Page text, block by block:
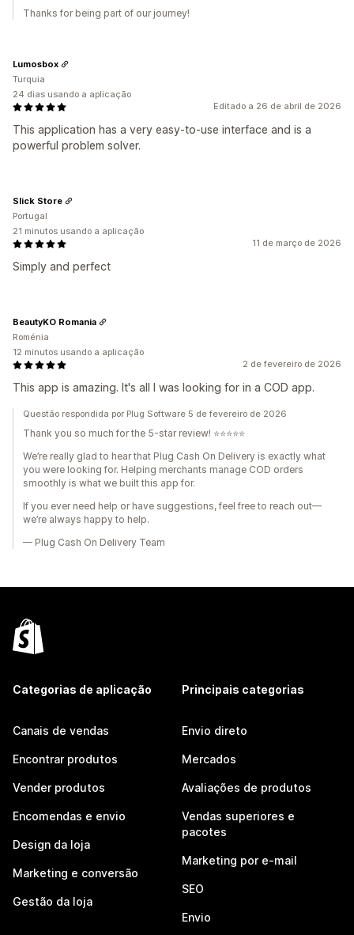
Thanks for being part of our journey!
Editado a 26 de abril de 2026
This application has a very easy-to-use interface and is a
powerful problem solver.
Lumosbox
Turquia
24 dias usando a aplicação
11 de março de 2026
Simply and perfect
Slick Store
Portugal
21 minutos usando a aplicação
2 de fevereiro de 2026
This app is amazing. It's all I was looking for in a COD app.
BeautyKO Romania
Roménia
12 minutos usando a aplicação
Questão respondida por Plug Software 5 de fevereiro de 2026
Thank you so much for the 5-star review! ⭐⭐⭐⭐⭐
We’re really glad to hear that Plug Cash On Delivery is exactly what
you were looking for. Helping merchants manage COD orders
smoothly is what we built this app for.
If you ever need help or have suggestions, feel free to reach out—
we’re always happy to help.
— Plug Cash On Delivery Team
Categorias de aplicação
Canais de vendas
Encontrar produtos
Vender produtos
Encomendas e envio
Design da loja
Marketing e conversão
Gestão da loja
Principais categorias
Envio direto
Mercados
Avaliações de produtos
Vendas superiores e
pacotes
Marketing por e-mail
SEO
Envio